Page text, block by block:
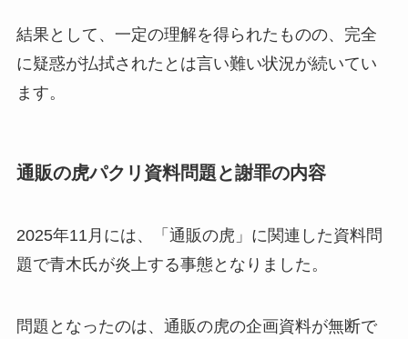
結果として、一定の理解を得られたものの、完全
に疑惑が払拭されたとは言い難い状況が続いてい
ます。
通販の虎パクリ資料問題と謝罪の内容
2025年11月には、「通販の虎」に関連した資料問
題で青木氏が炎上する事態となりました。
問題となったのは、通販の虎の企画資料が無断で